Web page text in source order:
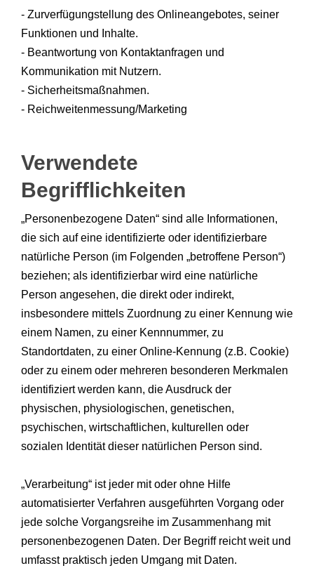
- Zurverfügungstellung des Onlineangebotes, seiner
Funktionen und Inhalte.
- Beantwortung von Kontaktanfragen und
Kommunikation mit Nutzern.
- Sicherheitsmaßnahmen.
- Reichweitenmessung/Marketing
Verwendete
Begrifflichkeiten
„Personenbezogene Daten“ sind alle Informationen,
die sich auf eine identifizierte oder identifizierbare
natürliche Person (im Folgenden „betroffene Person“)
beziehen; als identifizierbar wird eine natürliche
Person angesehen, die direkt oder indirekt,
insbesondere mittels Zuordnung zu einer Kennung wie
einem Namen, zu einer Kennnummer, zu
Standortdaten, zu einer Online-Kennung (z.B. Cookie)
oder zu einem oder mehreren besonderen Merkmalen
identifiziert werden kann, die Ausdruck der
physischen, physiologischen, genetischen,
psychischen, wirtschaftlichen, kulturellen oder
sozialen Identität dieser natürlichen Person sind.
„Verarbeitung“ ist jeder mit oder ohne Hilfe
automatisierter Verfahren ausgeführten Vorgang oder
jede solche Vorgangsreihe im Zusammenhang mit
personenbezogenen Daten. Der Begriff reicht weit und
umfasst praktisch jeden Umgang mit Daten.